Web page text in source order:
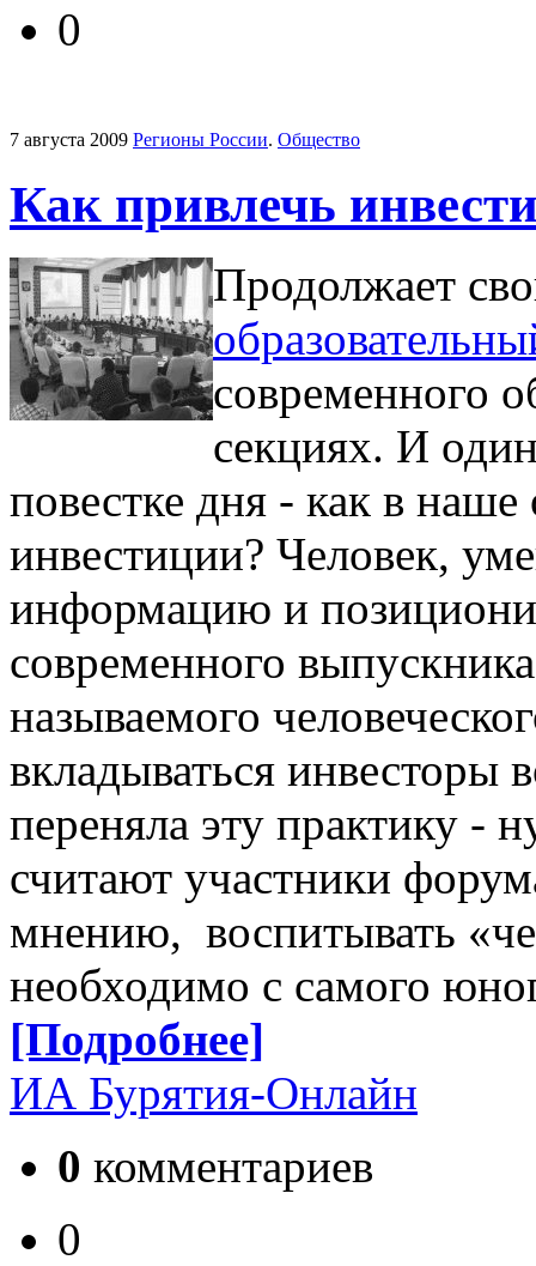
0
7 августа 2009 Регионы России. Общество
Как привлечь
Продолжает
современного
секциях. И
повестке дня - как в наше
инвестиции? Человек,
информацию и
современного
называемого
вкладываться инвесторы
переняла эту практику -
считают участники
мнению, воспитывать
необходимо с самого
[Подробнее]
ИА Бурятия-Онлайн
0 комментариев
0